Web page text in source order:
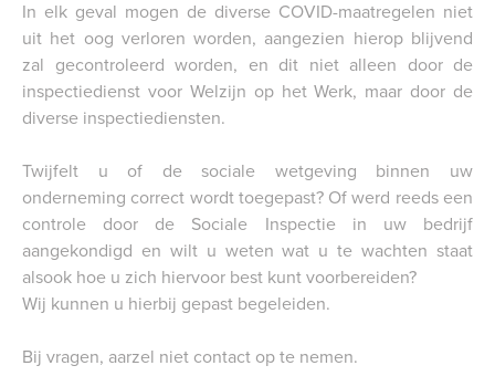
In elk geval mogen de diverse COVID-maatregelen niet
uit het oog verloren worden, aangezien hierop blijvend
zal gecontroleerd worden, en dit niet alleen door de
inspectiedienst voor Welzijn op het Werk, maar door de
diverse inspectiediensten.
Twijfelt u of de sociale wetgeving binnen uw
onderneming correct wordt toegepast? Of werd reeds een
controle door de Sociale Inspectie in uw bedrijf
aangekondigd en wilt u weten wat u te wachten staat
alsook hoe u zich hiervoor best kunt voorbereiden?
Wij kunnen u hierbij gepast begeleiden.
Bij vragen, aarzel niet contact op te nemen.